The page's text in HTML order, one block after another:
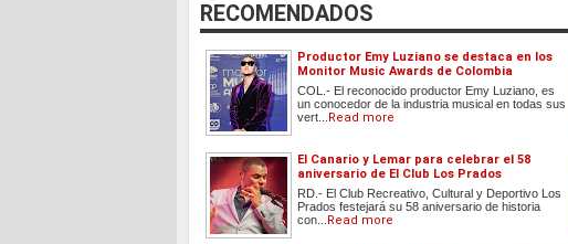
RECOMENDADOS
Productor Emy Luziano se destaca en los
Monitor Music Awards de Colombia
COL.- El reconocido productor Emy Luziano, es
un conocedor de la industria musical en todas sus
vert... Read more
El Canario y Lemar para celebrar el 58
aniversario de El Club Los Prados
RD.- El Club Recreativo, Cultural y Deportivo Los
Prados festejará su 58 aniversario de historia
con... Read more